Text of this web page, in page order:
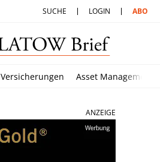
SUCHE LOGIN ABO
Versicherungen Asset Management
ANZEIGE